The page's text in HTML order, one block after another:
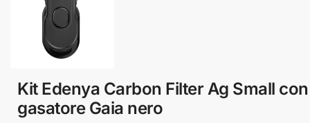
Kit Edenya Carbon Filter Ag Small con
gasatore Gaia nero